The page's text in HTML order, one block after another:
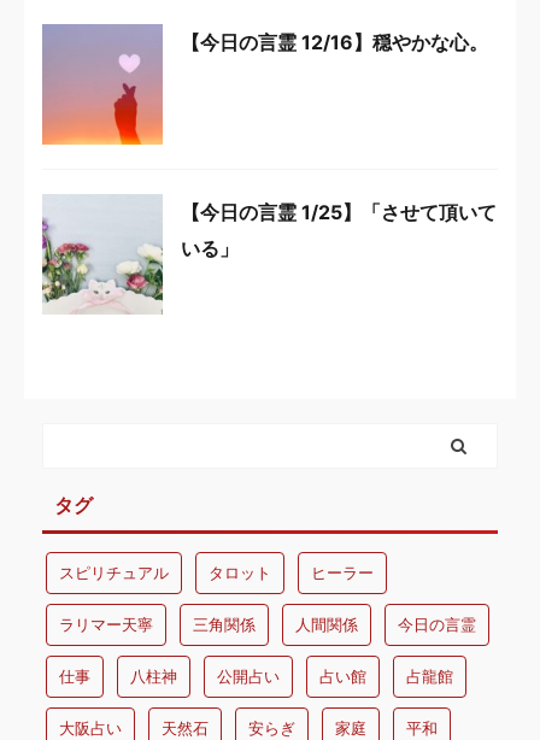
【今日の言霊 12/16】穏やかな心。
【今日の言霊 1/25】「させて頂いて
いる」
タグ
スピリチュアル タロット ヒーラー
ラリマー天寧 三角関係 人間関係 今日の言霊
仕事 八柱神 公開占い 占い館 占龍館
大阪占い 天然石 安らぎ 家庭 平和